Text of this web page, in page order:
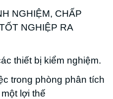
NGHIỆM, CHẤP
NGHIỆP RA
thiết bị kiểm nghiệm.
trong phòng phân tích
lợi thế